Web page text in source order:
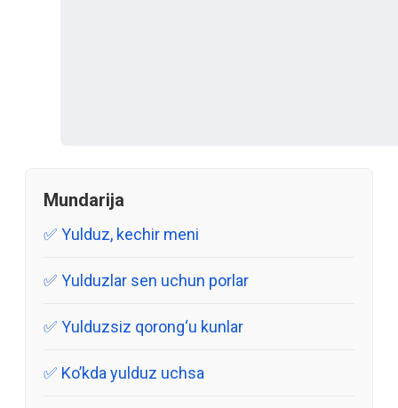
Mundarija
Yulduz, kechir meni
Yulduzlar sen uchun porlar
Yulduzsiz qorong‘u kunlar
Ko’kda yulduz uchsa